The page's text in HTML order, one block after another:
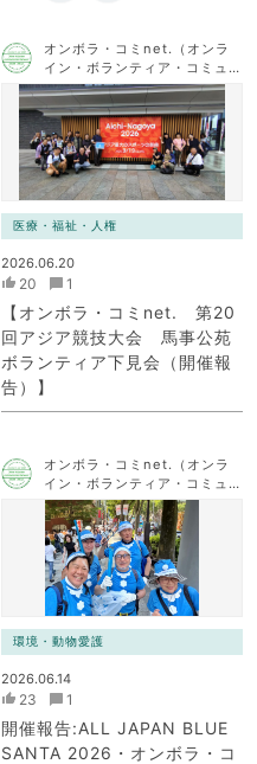
オンボラ・コミnet.（オンラ
イン・ボランティア・コミュ
ニケーション・ネットワー
ク）
医療・福祉・人権
2026.06.20
20 1
【オンボラ・コミnet. 第20
回アジア競技大会 馬事公苑
ボランティア下見会（開催報
告）】
オンボラ・コミnet.（オンラ
イン・ボランティア・コミュ
ニケーション・ネットワー
ク）
環境・動物愛護
2026.06.14
23 1
開催報告:ALL JAPAN BLUE
SANTA 2026・オンボラ・コ